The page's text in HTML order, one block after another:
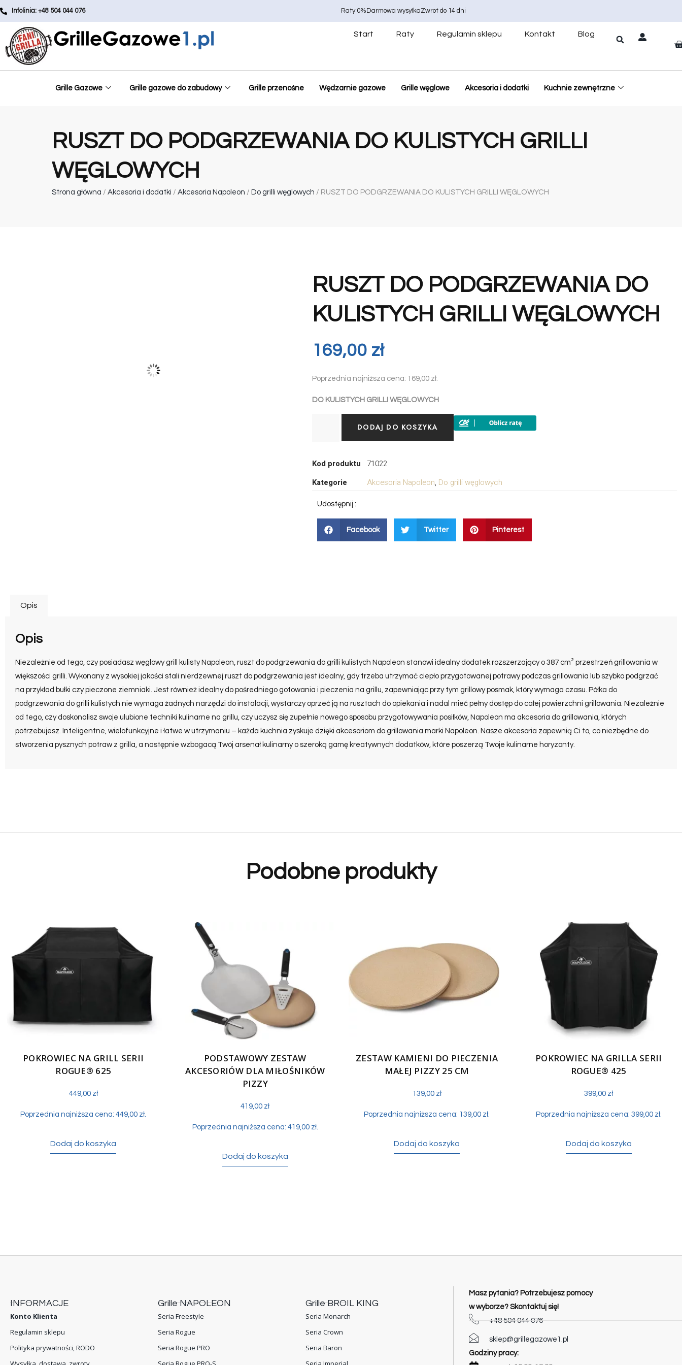
Infolinia: +48 504 044 076 Raty 0% Darmowa wysyłkaZwrot do 14 dni
Start Raty Regulamin sklepu Kontakt Blog
Grille Gazowe Grille gazowe do zabudowy Grille przenośne Wędzarnie gazowe Grille węglowe Akcesoria i dodatki Kuchnie zewnętrzne
RUSZT DO PODGRZEWANIA DO KULISTYCH GRILLI
WĘGLOWYCH
Strona główna / Akcesoria i dodatki / Akcesoria Napoleon / Do grilli węglowych / RUSZT DO PODGRZEWANIA DO KULISTYCH GRILLI WĘGLOWYCH
RUSZT DO PODGRZEWANIA DO
KULISTYCH GRILLI WĘGLOWYCH
169,00 zł
Poprzednia najniższa cena: 169,00 zł.
DO KULISTYCH GRILLI WĘGLOWYCH
DODAJ DO KOSZYKA
Kod produktu
71022
Kategorie
Akcesoria Napoleon, Do grilli węglowych
Udostępnij :
Facebook Twitter Pinterest
Opis
Opis
Niezależnie od tego, czy posiadasz węglowy grill kulisty Napoleon, ruszt do podgrzewania do grilli kulistych Napoleon stanowi idealny dodatek rozszerzający o 387 cm² przestrzeń grillowania w
większości grilli. Wykonany z wysokiej jakości stali nierdzewnej ruszt do podgrzewania jest idealny, gdy trzeba utrzymać ciepło przygotowanej potrawy podczas grillowania lub szybko podgrzać
na przykład bułki czy pieczone ziemniaki. Jest również idealny do pośredniego gotowania i pieczenia na grillu, zapewniając przy tym grillowy posmak, który wymaga czasu. Półka do
podgrzewania do grilli kulistych nie wymaga żadnych narzędzi do instalacji, wystarczy oprzeć ją na rusztach do opiekania i nadal mieć pełny dostęp do całej powierzchni grillowania. Niezależnie
od tego, czy doskonalisz swoje ulubione techniki kulinarne na grillu, czy uczysz się zupełnie nowego sposobu przygotowywania posiłków, Napoleon ma akcesoria do grillowania, których
potrzebujesz. Inteligentne, wielofunkcyjne i łatwe w utrzymaniu – każda kuchnia zyskuje dzięki akcesoriom do grillowania marki Napoleon. Nasze akcesoria zapewnią Ci to, co niezbędne do
stworzenia pysznych potraw z grilla, a następnie wzbogacą Twój arsenał kulinarny o szeroką gamę kreatywnych dodatków, które poszerzą Twoje kulinarne horyzonty.
Podobne produkty
POKROWIEC NA GRILL SERII
ROGUE® 625
449,00 zł
Poprzednia najniższa cena:449,00 zł.
Dodaj do koszyka
PODSTAWOWY ZESTAW
AKCESORIÓW DLA MIŁOŚNIKÓW
PIZZY
419,00 zł
Poprzednia najniższa cena: 419,00 zł.
Dodaj do koszyka
ZESTAW KAMIENI DO PIECZENIA
MAŁEJ PIZZY 25 CM
139,00 zł
Poprzednia najniższa cena: 139,00 zł.
Dodaj do koszyka
POKROWIEC NA GRILLA SERII
ROGUE® 425
399,00 zł
Poprzednia najniższa cena: 399,00 zł.
Dodaj do koszyka
INFORMACJE
Konto Klienta
Regulamin sklepu
Polityka prywatności, RODO
Grille NAPOLEON
Seria Freestyle
Seria Rogue
Seria Rogue PRO
Grille BROIL KING
Seria Monarch
Seria Crown
Seria Baron
Masz pytania? Potrzebujesz pomocy
w wyborze? Skontaktuj się!
+48 504 044 076
sklep@grillegazowe1.pl
Godziny pracy: